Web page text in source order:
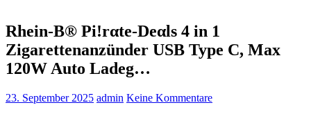
Rhein-B® Pi!rαtе-Dеαls 4 in 1
Zigarettenanzünder USB Type C, Max
120W Auto Ladeg…
23. September 2025 admin Keine Kommentare